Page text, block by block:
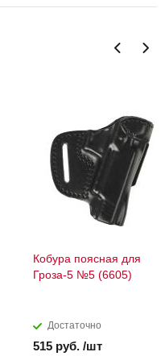
Кобура поясная для
Гроза-5 №5 (6605)
Достаточно
515 руб. /шт